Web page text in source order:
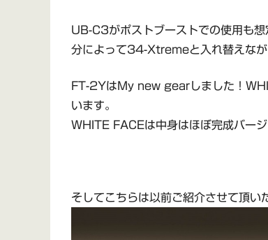
UB-C3がポストブーストでの使用も
分によって34-Xtremeと入れ替えなが
FT-2YはMy new gearしました！
います。
WHITE FACEは中身はほぼ完成バー
そしてこちらは以前ご紹介させて頂い